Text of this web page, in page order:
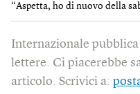
“Aspetta, ho di nuovo della
Internazionale
lettere. Ci piacerebbe
articolo. Scrivici a: